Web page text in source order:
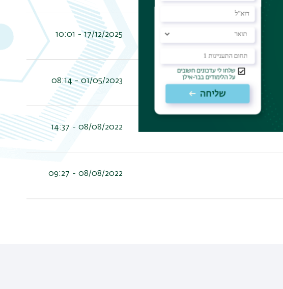
17/12/2025 - 10:01
01/05/2023 - 08:14
08/08/2022 - 14:37
08/08/2022 - 09:27